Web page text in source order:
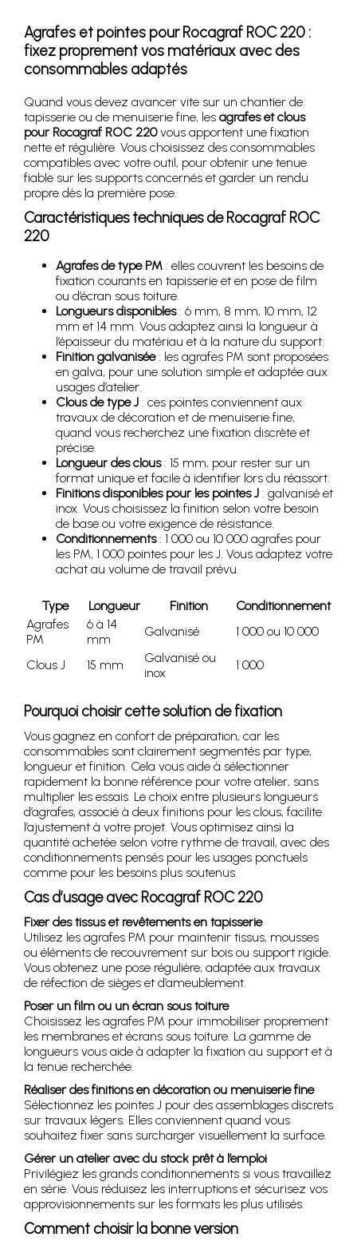
Agrafes et pointes pourRocagraf ROC 220:
fixez proprement vos matériaux avec des
consommables adaptés
Quand vous devez avancer vite sur un chantier de
tapisserie ou de menuiserie fine, les agrafes et clous
pour Rocagraf ROC 220vous apportent une fixation
nette et régulière. Vous choisissez des consommables
compatibles avec votre outil, pour obtenir une tenue
fiable sur les supports concernés et garder un rendu
propre dès la première pose.
Caractéristiques techniques deRocagraf ROC
220
Agrafes de type PM : elles couvrent les besoins de
fixation courants en tapisserie et en pose de film
ou d’écran sous toiture.
Longueurs disponibles: 6 mm, 8 mm, 10 mm, 12
mm et 14 mm. Vous adaptez ainsi la longueur à
l’épaisseur du matériau et à la nature du support.
Finition galvanisée: les agrafes PM sont proposées
en galva, pour une solution simple et adaptée aux
usages d’atelier.
Clous de type J : ces pointes conviennent aux
travaux de décoration et de menuiserie fine,
quand vous recherchez une fixation discrète et
précise.
Longueur des clous: 15 mm, pour rester sur un
format unique et facile à identifier lors du réassort.
Finitions disponibles pour les pointes J : galvanisé et
inox. Vous choisissez la finition selon votre besoin
de base ou votre exigence de résistance.
Conditionnements: 1 000 ou 10 000 agrafes pour
les PM, 1 000 pointes pour les J. Vous adaptez votre
achat au volume de travail prévu.
Type Longueur Finition
Conditionnement
Agrafes
PM
6 à 14
mm
Galvanisé 1 000 ou 10 000
Clous J 15 mm
Galvanisé ou
inox
1 000
Pourquoi choisir cette solution de fixation
Vous gagnez en confort de préparation, car les
consommables sont clairement segmentés par type,
longueur et finition. Cela vous aide à sélectionner
rapidement la bonne référence pour votre atelier, sans
multiplier les essais. Le choix entre plusieurs longueurs
d’agrafes, associé à deux finitions pour les clous, facilite
l’ajustement à votre projet. Vous optimisez ainsi la
quantité achetée selon votre rythme de travail, avec des
conditionnements pensés pour les usages ponctuels
comme pour les besoins plus soutenus.
Cas d’usage avec Rocagraf ROC 220
Fixer des tissus et revêtements en tapisserie
Utilisez les agrafes PM pour maintenir tissus, mousses
ou éléments de recouvrement sur bois ou support rigide.
Vous obtenez une pose régulière, adaptée aux travaux
de réfection de sièges et d’ameublement.
Poser un film ou un écran sous toiture
Choisissez les agrafes PM pour immobiliser proprement
les membranes et écrans sous toiture. La gamme de
longueurs vous aide à adapter la fixation au support et à
la tenue recherchée.
Réaliser des finitions en décoration ou menuiserie fine
Sélectionnez les pointes J pour des assemblages discrets
sur travaux légers. Elles conviennent quand vous
souhaitez fixer sans surcharger visuellement la surface.
Gérer un atelier avec du stock prêt à l’emploi
Privilégiez les grands conditionnements si vous travaillez
en série. Vous réduisez les interruptions et sécurisez vos
approvisionnements sur les formats les plus utilisés.
Comment choisir la bonne version